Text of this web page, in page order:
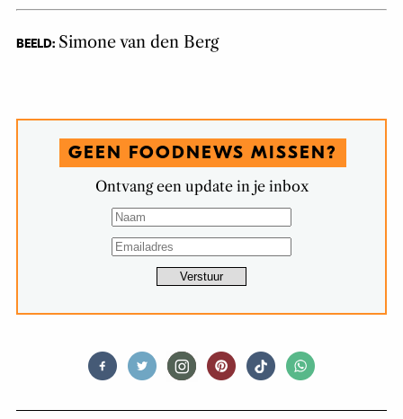
BEELD: Simone van den Berg
GEEN FOODNEWS MISSEN?
Ontvang een update in je inbox